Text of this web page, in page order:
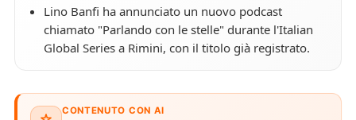
Lino Banfi ha annunciato un nuovo podcast
chiamato "Parlando con le stelle" durante l'Italian
Global Series a Rimini, con il titolo già registrato.
CONTENUTO CON AI